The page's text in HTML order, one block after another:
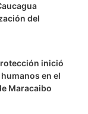
del
inició
en el
Maracaibo